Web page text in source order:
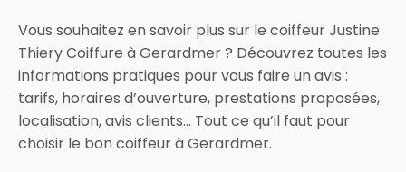
Vous souhaitez en savoir plus sur le coiffeur Justine
Thiery Coiffure à Gerardmer ? Découvrez toutes les
informations pratiques pour vous faire un avis :
tarifs, horaires d’ouverture, prestations proposées,
localisation, avis clients… Tout ce qu’il faut pour
choisir le bon coiffeur à Gerardmer.